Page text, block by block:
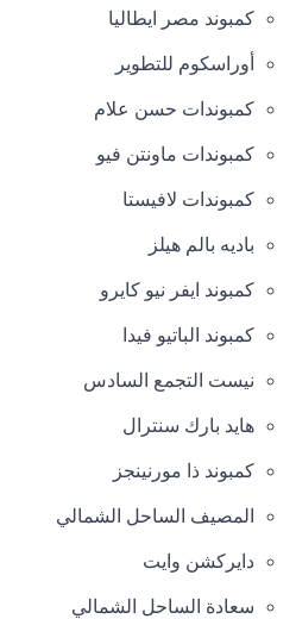
كمبوند مصر ايطاليا
أوراسكوم للتطوير
كمبوندات حسن علام
كمبوندات ماونتن فيو
كمبوندات لافيستا
باديه بالم هيلز
كمبوند ايفر نيو كايرو
كمبوند الباتيو فيدا
نيست التجمع السادس
هايد بارك سنترال
كمبوند ذا مورنينجز
المصيف الساحل الشمالي
دايركشن وايت
سعادة الساحل الشمالي